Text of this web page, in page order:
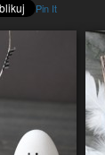
Pin It